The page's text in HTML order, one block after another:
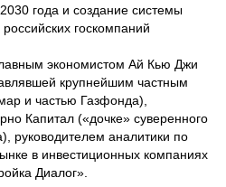
года и создание системы
госкомпаний
экономистом Ай Кью Джи
крупнейшим частным
и частью Газфонда),
Капитал («дочке» суверенного
руководителем аналитики по
в инвестиционных компаниях
Диалог».